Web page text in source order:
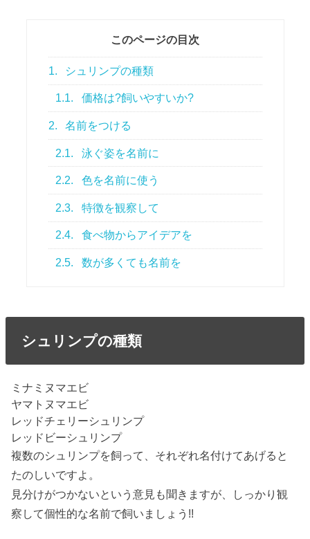
このページの目次
1. シュリンプの種類
1.1. 価格は?飼いやすいか?
2. 名前をつける
2.1. 泳ぐ姿を名前に
2.2. 色を名前に使う
2.3. 特徴を観察して
2.4. 食べ物からアイデアを
2.5. 数が多くても名前を
シュリンプの種類
ミナミヌマエビ
ヤマトヌマエビ
レッドチェリーシュリンプ
レッドビーシュリンプ
複数のシュリンプを飼って、それぞれ名付けてあげると
たのしいですよ。
見分けがつかないという意見も聞きますが、しっかり観
察して個性的な名前で飼いましょう!!